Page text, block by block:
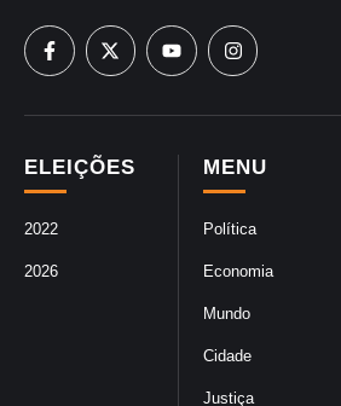
MENU
Política
Economia
Mundo
Cidade
Justiça
ELEIÇÕES
2022
2026